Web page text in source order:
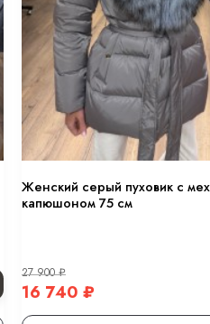
Женский серый пуховик с
капюшоном 75 см
27 900₽
16 740₽